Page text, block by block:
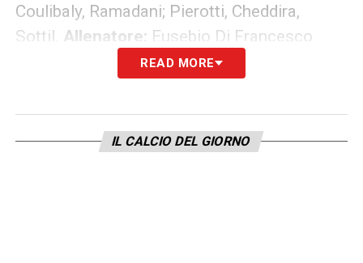
Coulibaly, Ramadani; Pierotti, Cheddira,
Sottil. Allenatore: Eusebio Di Francesco
A disposizione:Samooja, Bleve, Ndaba,
Jean, Banda, Ngom, Kovac
READ MORE
IL CALCIO DEL GIORNO